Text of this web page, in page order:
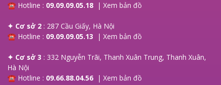
☎ Hotline : 09.09.09.05.18 | Xem bản đồ
✦ Cơ sở 2 : 287 Cầu Giấy, Hà Nội
☎ Hotline : 09.09.09.05.13 | Xem bản đồ
✦ Cơ sở 3 : 332 Nguyễn Trãi, Thanh Xuân Trung, Thanh Xuân,
Hà Nội
☎ Hotline : 09.66.88.04.56 | Xem bản đồ